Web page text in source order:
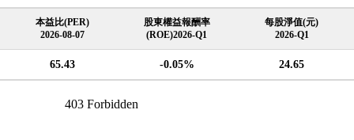
本益比(PER)
2026-08-07
股東權益報酬率
(ROE)2026-Q1
每股淨值(元)
2026-Q1
65.43 -0.05% 24.65